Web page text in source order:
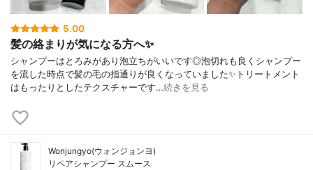
5.00
髪の絡まりが気になる方へ✨
シャンプーはとろみがあり泡立ちがいいです◎泡切れも良くシャンプー
を流した時点で髪の毛の指通りが良くなっていました✨トリートメント
はもったりとしたテクスチャーです…続きを見る
Wonjungyo(ウォンジョンヨ)
リペアシャンプー スムース